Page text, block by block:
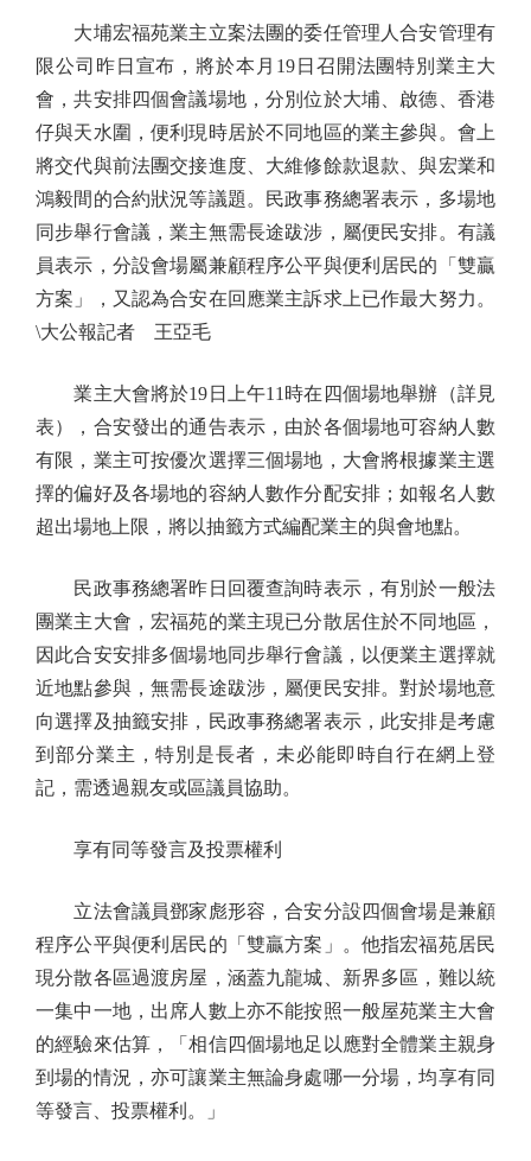
大埔宏福苑業主立案法團的委任管理人合安管理有
限公司昨日宣布，將於本月19日召開法團特別業主大
會，共安排四個會議場地，分別位於大埔、啟德、香港
仔與天水圍，便利現時居於不同地區的業主參與。會上
將交代與前法團交接進度、大維修餘款退款、與宏業和
鴻毅間的合約狀況等議題。民政事務總署表示，多場地
同步舉行會議，業主無需長途跋涉，屬便民安排。有議
員表示，分設會場屬兼顧程序公平與便利居民的「雙贏
方案」，又認為合安在回應業主訴求上已作最大努力。
\大公報記者 王亞毛
業主大會將於19日上午11時在四個場地舉辦（詳見
表），合安發出的通告表示，由於各個場地可容納人數
有限，業主可按優次選擇三個場地，大會將根據業主選
擇的偏好及各場地的容納人數作分配安排；如報名人數
超出場地上限，將以抽籤方式編配業主的與會地點。
民政事務總署昨日回覆查詢時表示，有別於一般法
團業主大會，宏福苑的業主現已分散居住於不同地區，
因此合安安排多個場地同步舉行會議，以便業主選擇就
近地點參與，無需長途跋涉，屬便民安排。對於場地意
向選擇及抽籤安排，民政事務總署表示，此安排是考慮
到部分業主，特別是長者，未必能即時自行在網上登
記，需透過親友或區議員協助。
享有同等發言及投票權利
立法會議員鄧家彪形容，合安分設四個會場是兼顧
程序公平與便利居民的「雙贏方案」。他指宏福苑居民
現分散各區過渡房屋，涵蓋九龍城、新界多區，難以統
一集中一地，出席人數上亦不能按照一般屋苑業主大會
的經驗來估算，「相信四個場地足以應對全體業主親身
到場的情況，亦可讓業主無論身處哪一分場，均享有同
等發言、投票權利。」